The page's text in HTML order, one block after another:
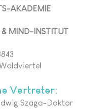
AKADEMIE
MIND-INSTITUT
Vertreter:
Szaga-Doktor